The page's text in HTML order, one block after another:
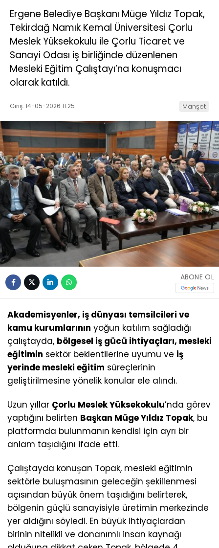
Ergene Belediye Başkanı Müge Yıldız Topak,
Tekirdağ Namık Kemal Üniversitesi Çorlu
Meslek Yüksekokulu ile Çorlu Ticaret ve
Sanayi Odası iş birliğinde düzenlenen
Mesleki Eğitim Çalıştayı’na konuşmacı
olarak katıldı.
Giriş: 14-05-2026 11:25 Manşet
ABONE OL
Akademisyenler, iş dünyası temsilcileri ve
kamu kurumlarının yoğun katılım sağladığı
çalıştayda, bölgesel iş gücü ihtiyaçları, mesleki
eğitimin sektör beklentilerine uyumu ve iş
yerinde mesleki eğitim süreçlerinin
geliştirilmesine yönelik konular ele alındı.
Uzun yıllar Çorlu Meslek Yüksekokulu’nda görev
yaptığını belirten Başkan Müge Yıldız Topak, bu
platformda bulunmanın kendisi için ayrı bir
anlam taşıdığını ifade etti.
Çalıştayda konuşan Topak, mesleki eğitimin
sektörle buluşmasının geleceğin şekillenmesi
açısından büyük önem taşıdığını belirterek,
bölgenin güçlü sanayisiyle üretimin merkezinde
yer aldığını söyledi. En büyük ihtiyaçlardan
birinin nitelikli ve donanımlı insan kaynağı